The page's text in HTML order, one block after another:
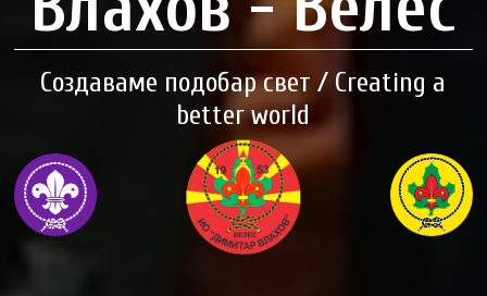
Создаваме подобар свет / Creating a
better world